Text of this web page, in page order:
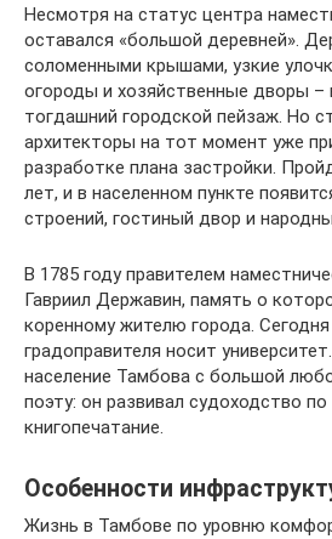
Несмотря на статус центра
оставался «большой деревней».
соломенными крышами, узкие
огороды и хозяйственные дворы –
тогдашний городской пейзаж. Но
архитекторы на тот момент уже
разработке плана застройки.
лет, и в населенном пункте
строений, гостиный двор и
В 1785 году правителем
Гавриил Державин, память о
коренному жителю города.
градоправителя носит
население Тамбова с большой
поэту: он развивал судоходство
книгопечатание.
Особенности
Жизнь в Тамбове по уровню